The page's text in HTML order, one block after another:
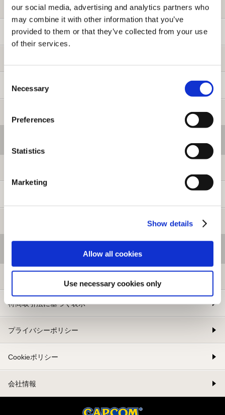
our social media, advertising and analytics partners who
may combine it with other information that you’ve
provided to them or that they’ve collected from your use
of their services.
Selection
Necessary
Preferences
Statistics
Marketing
Show details
Allow all cookies
Use necessary cookies only
初めての方へ
ご利用ガイド
お問い合わせ
特商取引法に基づく表示
プライバシーポリシー
Cookieポリシー
会社情報